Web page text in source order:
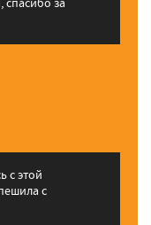
с этой
с